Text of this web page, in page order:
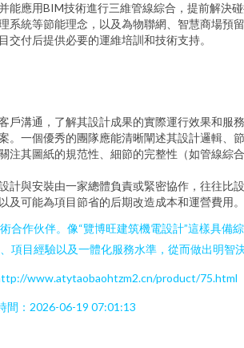
應用BIM技術進行三維管線綜合，提前解決碰
系統等節能理念，以及為物聯網、智慧商場預
交付后提供必要的運維培訓和技術支持。
溝通，了解其設計成果的實際運行效果和服務
。一個優秀的團隊應能清晰闡述其設計邏輯、
注其圖紙的規范性、細節的完整性（如管線綜
計與安裝由一家總體負責或緊密協作，往往比
可能為項目節省的后期改造成本和運營費用。
作伙伴。像“覽博旺建筑機電設計”這樣具備
目經驗以及一體化服務水準，從而做出明智
www.atytaobaohtzm2.cn/product/75.html
間：2026-06-19 07:01:13